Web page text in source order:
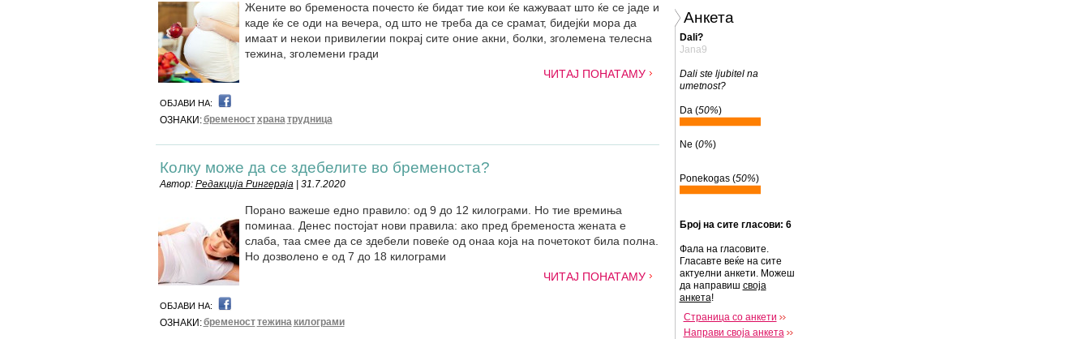
Жените во бременоста почесто ќе бидат тие кои ќе кажуваат што ќе се јаде и
каде ќе се оди на вечера, од што не треба да се срамат, бидејќи мора да
имаат и некои привилегии покрај сите оние акни, болки, зголемена телесна
тежина, зголемени гради
ЧИТАЈ ПОНАТАМУ
ОБЈАВИ НА:
ОЗНАКИ:бременостхранатрудница
Колку може да се здебелите во бременоста?
Автор: Редакција Рингераја| 31.7.2020
Порано важеше едно правило: од 9 до 12 килограми. Но тие времиња
поминаа. Денес постојат нови правила: ако пред бременоста жената е
слаба, таа смее да се здебели повеќе од онаа која на почетокот била полна.
Но дозволено е од 7 до 18 килограми
ЧИТАЈ ПОНАТАМУ
ОБЈАВИ НА:
ОЗНАКИ:бременосттежина килограми
Анкета
Dali?
Jana9
Dali ste ljubitel na
umetnost?
Da (50%)
Ne (0%)
Ponekogas (50%)
Број на сите гласови: 6
Фала на гласовите.
Гласавте веќе на сите
актуелни анкети. Можеш
да направиш своја
анкета!
Страница со анкети
Направи своја анкета